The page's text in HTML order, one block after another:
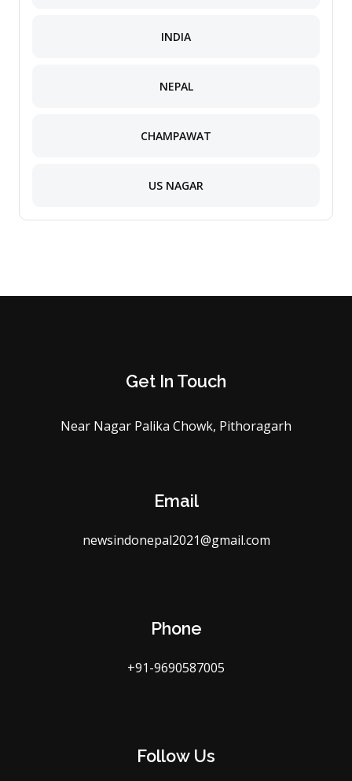
INDIA
NEPAL
CHAMPAWAT
US NAGAR
Get In Touch
Near Nagar Palika Chowk, Pithoragarh
Email
newsindonepal2021@gmail.com
Phone
+91-9690587005
Follow Us